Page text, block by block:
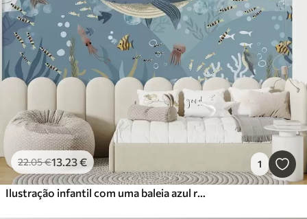
22.05€13.23€ 1
Ilustração infantil com uma baleia azul rodeada de peixes, lulas e medusas num oceano azul com bolhas